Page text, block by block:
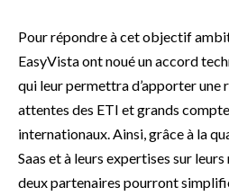
Pour répondre à cet objectif
EasyVista ont noué un accord
qui leur permettra d’apporter une
attentes des ETI et grands
internationaux. Ainsi, grâce à la
Saas et à leurs expertises sur
deux partenaires pourront